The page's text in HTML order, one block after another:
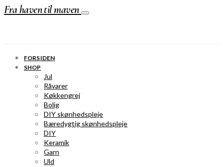
Fra haven til maven
FORSIDEN
SHOP
Jul
Råvarer
Køkkengrej
Bolig
DIY skønhedspleje
Bæredygtig skønhedspleje
DIY
Keramik
Garn
Uld